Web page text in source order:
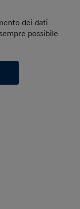
dei dati
possibile